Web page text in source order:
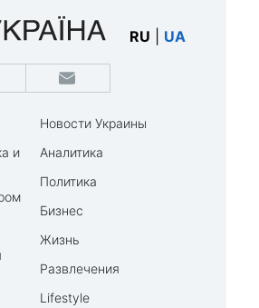
RU UA
и
Новости Украины
Аналитика
Политика
Бизнес
Жизнь
Развлечения
Lifestyle